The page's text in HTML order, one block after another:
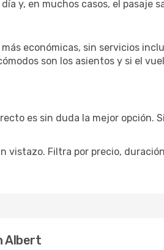
y, en muchos casos, el pasaje
económicas, sin servicios
son los asientos y si el
es sin duda la mejor opción.
vistazo. Filtra por precio,
Albert